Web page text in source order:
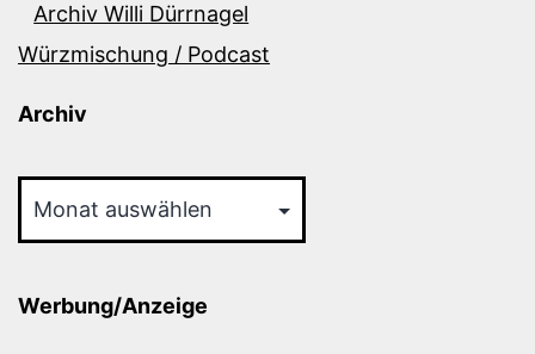
Archiv Willi Dürrnagel
Würzmischung / Podcast
Archiv
Werbung/Anzeige